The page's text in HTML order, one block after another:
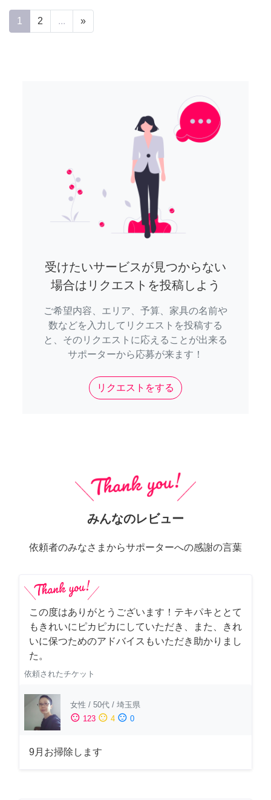
1 2 ... »
受けたいサービスが見つからない
場合はリクエストを投稿しよう
ご希望内容、エリア、予算、家具の名前や
数などを入力してリクエストを投稿する
と、そのリクエストに応えることが出来る
サポーターから応募が来ます！
リクエストをする
みんなのレビュー
依頼者のみなさまからサポーターへの感謝の言葉
この度はありがとうございます！テキパキととて
もきれいにピカピカにしていただき、また、きれ
いに保つためのアドバイスもいただき助かりまし
た。
依頼されたチケット
女性 / 50代 / 埼玉県
sentiment_satisfied 123 sentiment_neutral 4 sentiment_dissatisfied 0
9月お掃除します